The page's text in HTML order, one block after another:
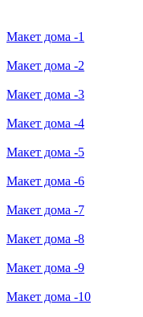
Макет дома -1
Макет дома -2
Макет дома -3
Макет дома -4
Макет дома -5
Макет дома -6
Макет дома -7
Макет дома -8
Макет дома -9
Макет дома -10